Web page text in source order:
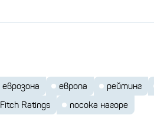
еврозона европа рейтинг
Fitch Ratings посока нагоре